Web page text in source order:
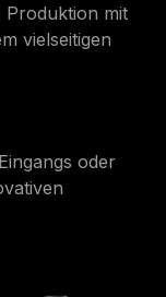
Produktion mit
vielseitigen
oder